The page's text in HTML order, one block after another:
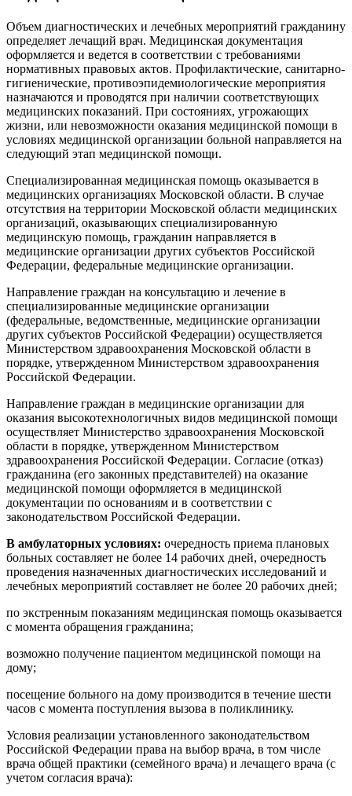
Объем диагностических и лечебных мероприятий гражданину
определяет лечащий врач. Медицинская документация
оформляется и ведется в соответствии с требованиями
нормативных правовых актов. Профилактические, санитарно-
гигиенические, противоэпидемиологические мероприятия
назначаются и проводятся при наличии соответствующих
медицинских показаний. При состояниях, угрожающих
жизни, или невозможности оказания медицинской помощи в
условиях медицинской организации больной направляется на
следующий этап медицинской помощи.
Специализированная медицинская помощь оказывается в
медицинских организациях Московской области. В случае
отсутствия на территории Московской области медицинских
организаций, оказывающих специализированную
медицинскую помощь, гражданин направляется в
медицинские организации других субъектов Российской
Федерации, федеральные медицинские организации.
Направление граждан на консультацию и лечение в
специализированные медицинские организации
(федеральные, ведомственные, медицинские организации
других субъектов Российской Федерации) осуществляется
Министерством здравоохранения Московской области в
порядке, утвержденном Министерством здравоохранения
Российской Федерации.
Направление граждан в медицинские организации для
оказания высокотехнологичных видов медицинской помощи
осуществляет Министерство здравоохранения Московской
области в порядке, утвержденном Министерством
здравоохранения Российской Федерации. Согласие (отказ)
гражданина (его законных представителей) на оказание
медицинской помощи оформляется в медицинской
документации по основаниям и в соответствии с
законодательством Российской Федерации.
В амбулаторных условиях: очередность приема плановых
больных составляет не более 14 рабочих дней, очередность
проведения назначенных диагностических исследований и
лечебных мероприятий составляет не более 20 рабочих дней;
по экстренным показаниям медицинская помощь оказывается
с момента обращения гражданина;
возможно получение пациентом медицинской помощи на
дому;
посещение больного на дому производится в течение шести
часов с момента поступления вызова в поликлинику.
Условия реализации установленного законодательством
Российской Федерации права на выбор врача, в том числе
врача общей практики (семейного врача) и лечащего врача (с
учетом согласия врача):